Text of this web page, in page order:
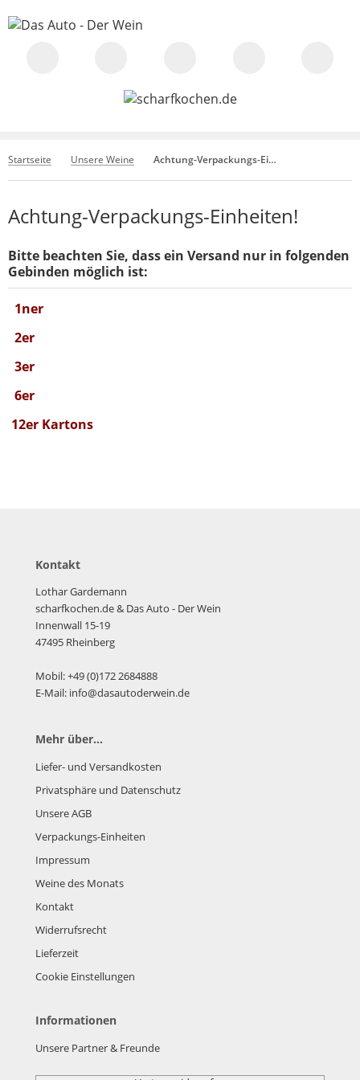
Startseite Unsere Weine Achtung-Verpackungs-Einheiten!
Achtung-Verpackungs-Einheiten!
Bitte beachten Sie, dass ein Versand nur in folgenden
Gebinden möglich ist:
1ner
2er
3er
6er
12er Kartons
Kontakt
Lothar Gardemann
scharfkochen.de& Das Auto - Der Wein
Innenwall 15-19
47495 Rheinberg
Mobil: +49 (0)172 2684888
E-Mail: info@dasautoderwein.de
Mehr über...
Liefer- und Versandkosten
Privatsphäre und Datenschutz
Unsere AGB
Verpackungs-Einheiten
Impressum
Weine des Monats
Kontakt
Widerrufsrecht
Lieferzeit
Cookie Einstellungen
Informationen
Unsere Partner & Freunde